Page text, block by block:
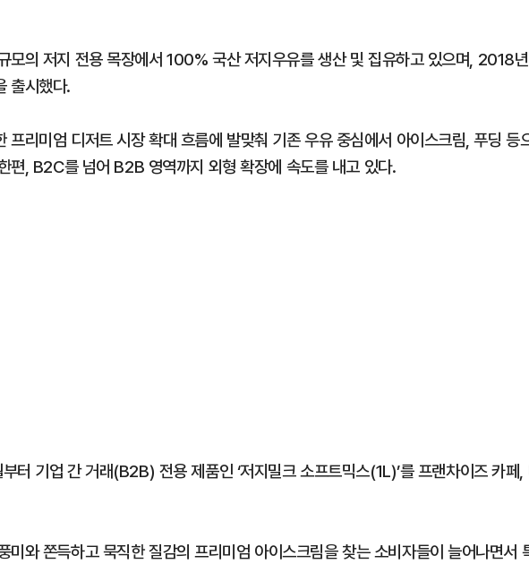
모의 저지 전용 목장에서 100% 국산 저지우유를 생산 및 집유하고 있으며, 2018
출시했다.
프리미엄 디저트 시장 확대 흐름에 발맞춰 기존 우유 중심에서 아이스크림, 푸딩 등
편, B2C를 넘어 B2B 영역까지 외형 확장에 속도를 내고 있다.
터 기업 간 거래(B2B) 전용 제품인 ‘저지밀크 소프트믹스(1L)’를 프랜차이즈 카페,
미와 쫀득하고 묵직한 질감의 프리미엄 아이스크림을 찾는 소비자들이 늘어나면서